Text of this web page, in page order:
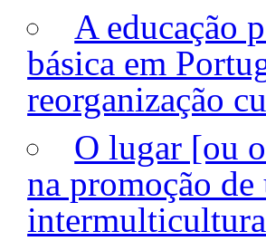
A educação
básica em
reorganização
O lugar [ou
na promoção